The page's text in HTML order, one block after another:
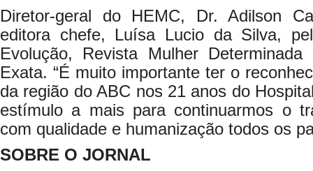
Diretor-geral do HEMC, Dr. Adilson
editora chefe, Luísa Lucio da Silva,
Evolução, Revista Mulher
Exata. “É muito importante ter o
da região do ABC nos 21 anos do
estímulo a mais para continuarmos o
com qualidade e humanização todos os
SOBRE O JORNAL